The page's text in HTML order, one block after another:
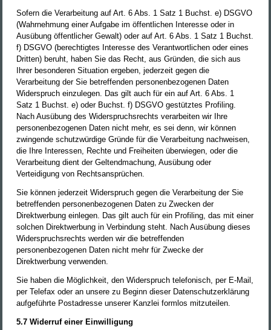
Sofern die Verarbeitung auf Art. 6 Abs. 1 Satz 1 Buchst. e) DSGVO
(Wahrnehmung einer Aufgabe im öffentlichen Interesse oder in
Ausübung öffentlicher Gewalt) oder auf Art. 6 Abs. 1 Satz 1 Buchst.
f) DSGVO (berechtigtes Interesse des Verantwortlichen oder eines
Dritten) beruht, haben Sie das Recht, aus Gründen, die sich aus
Ihrer besonderen Situation ergeben, jederzeit gegen die
Verarbeitung der Sie betreffenden personenbezogenen Daten
Widerspruch einzulegen. Das gilt auch für ein auf Art. 6 Abs. 1
Satz 1 Buchst. e) oder Buchst. f) DSGVO gestütztes Profiling.
Nach Ausübung des Widerspruchsrechts verarbeiten wir Ihre
personenbezogenen Daten nicht mehr, es sei denn, wir können
zwingende schutzwürdige Gründe für die Verarbeitung nachweisen,
die Ihre Interessen, Rechte und Freiheiten überwiegen, oder die
Verarbeitung dient der Geltendmachung, Ausübung oder
Verteidigung von Rechtsansprüchen.
Sie können jederzeit Widerspruch gegen die Verarbeitung der Sie
betreffenden personenbezogenen Daten zu Zwecken der
Direktwerbung einlegen. Das gilt auch für ein Profiling, das mit einer
solchen Direktwerbung in Verbindung steht. Nach Ausübung dieses
Widerspruchsrechts werden wir die betreffenden
personenbezogenen Daten nicht mehr für Zwecke der
Direktwerbung verwenden.
Sie haben die Möglichkeit, den Widerspruch telefonisch, per E-Mail,
per Telefax oder an unsere zu Beginn dieser Datenschutzerklärung
aufgeführte Postadresse unserer Kanzlei formlos mitzuteilen.
5.7 Widerruf einer Einwilligung